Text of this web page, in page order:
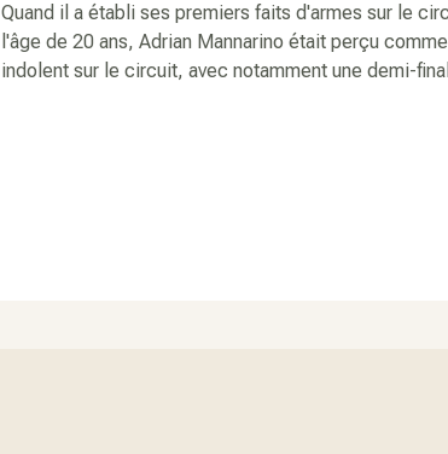
Quand il a établi ses premiers faits d'armes sur le
l'âge de 20 ans, Adrian Mannarino était perçu
indolent sur le circuit, avec notamment une demi-